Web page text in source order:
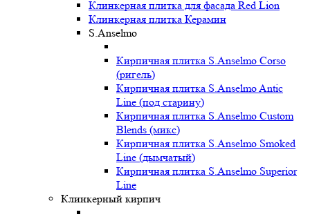
Клинкерная плитка для фасада Red Lion
Клинкерная плитка Керамин
S.Anselmo
Кирпичная плитка S.Anselmo Corso
(ригель)
Кирпичная плитка S.Anselmo Antic
Line (под старину)
Кирпичная плитка S.Anselmo Custom
Blends (микс)
Кирпичная плитка S.Anselmo Smoked
Line (дымчатый)
Кирпичная плитка S.Anselmo Superior
Line
Клинкерный кирпич